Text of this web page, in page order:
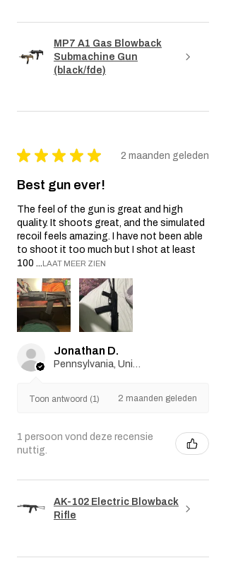
MP7 A1 Gas Blowback
Submachine Gun
(black/fde)
★ ★ ★ ★ ★ 2 maanden geleden
Best gun ever!
The feel of the gun is great and high
quality. It shoots great, and the simulated
recoil feels amazing. I have not been able
to shoot it too much but I shot at least
100 ... LAAT MEER ZIEN
Jonathan D.
Pennsylvania, United States
Toon antwoord (1) 2 maanden geleden
1 persoon vond deze recensie
nuttig.
AK-102 Electric Blowback
Rifle